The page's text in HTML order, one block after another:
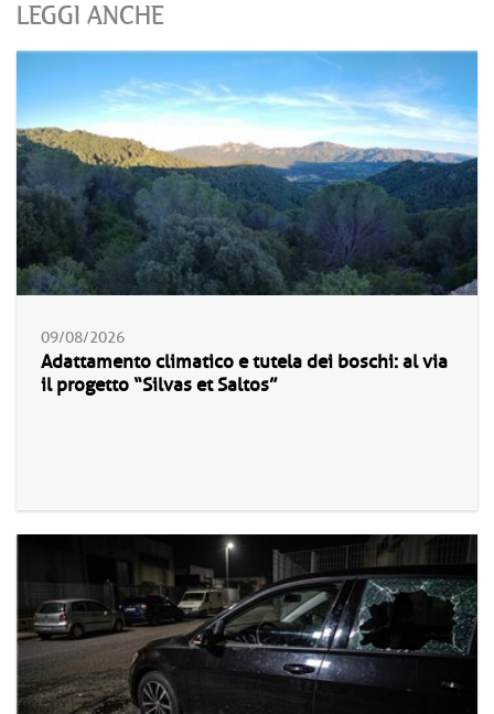
LEGGI ANCHE
09/08/2026
Adattamento climatico e tutela dei boschi: al via
il progetto “Silvas et Saltos”